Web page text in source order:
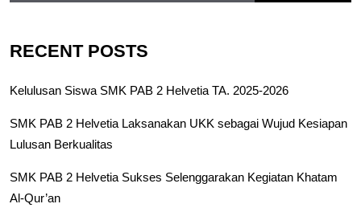
RECENT POSTS
Kelulusan Siswa SMK PAB 2 Helvetia TA. 2025-2026
SMK PAB 2 Helvetia Laksanakan UKK sebagai Wujud Kesiapan
Lulusan Berkualitas
SMK PAB 2 Helvetia Sukses Selenggarakan Kegiatan Khatam
Al-Qur’an